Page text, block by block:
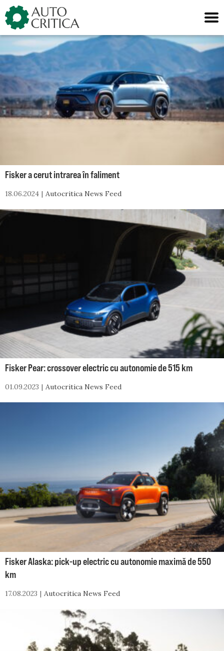
Skip
to
content
Fisker a cerut intrarea în faliment
18.06.2024 Autocritica News Feed
Fisker Pear: crossover electric cu autonomie de 515 km
01.09.2023 Autocritica News Feed
Fisker Alaska: pick-up electric cu autonomie maximă de 550
km
17.08.2023 Autocritica News Feed